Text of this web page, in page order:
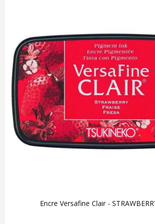
Encre Versafine Clair -